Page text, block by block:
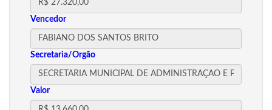
Vencedor
Secretaria/Orgão
Valor